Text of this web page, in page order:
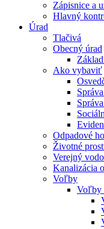
Zápisnice a
Hlavný
Úrad
Tlačivá
Obecný úrad
Ako vybaviť
Odpadové
Životné
Verejný
Kanalizácia
Voľby
Voľby